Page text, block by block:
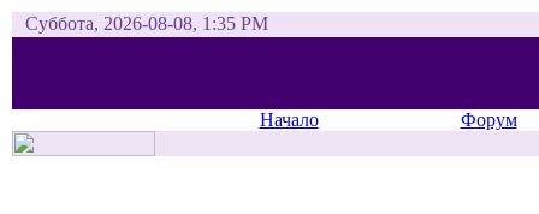
Суббота, 2026-08-08, 1:35 PM
Начало Форум